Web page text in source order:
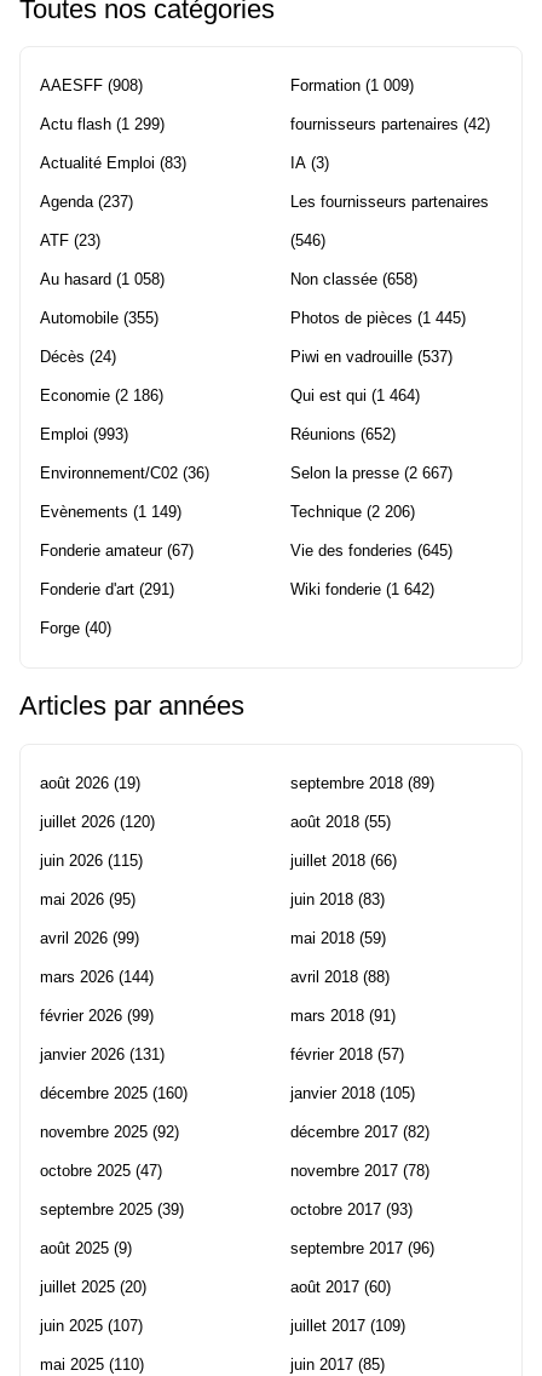
Toutes nos catégories
AAESFF (908)
Actu flash (1 299)
Actualité Emploi (83)
Agenda(237)
ATF (23)
Au hasard (1 058)
Automobile (355)
Décès (24)
Economie (2 186)
Emploi (993)
Environnement/C02 (36)
Evènements (1 149)
Fonderie amateur(67)
Fonderie d'art (291)
Forge (40)
Formation (1 009)
fournisseurs partenaires (42)
IA (3)
Les fournisseurs partenaires
(546)
Non classée (658)
Photos de pièces (1 445)
Piwi en vadrouille (537)
Qui est qui (1 464)
Réunions (652)
Selon la presse (2 667)
Technique (2 206)
Vie des fonderies (645)
Wiki fonderie (1 642)
Articles par années
août 2026 (19)
juillet 2026 (120)
juin 2026 (115)
mai 2026 (95)
avril 2026 (99)
mars 2026 (144)
février 2026 (99)
janvier 2026 (131)
décembre 2025 (160)
novembre 2025 (92)
octobre 2025 (47)
septembre 2025 (39)
août 2025 (9)
juillet 2025 (20)
juin 2025 (107)
mai 2025 (110)
septembre 2018 (89)
août 2018 (55)
juillet 2018 (66)
juin 2018 (83)
mai 2018 (59)
avril 2018 (88)
mars 2018 (91)
février 2018 (57)
janvier 2018 (105)
décembre 2017 (82)
novembre 2017 (78)
octobre 2017 (93)
septembre 2017 (96)
août 2017 (60)
juillet 2017 (109)
juin 2017 (85)